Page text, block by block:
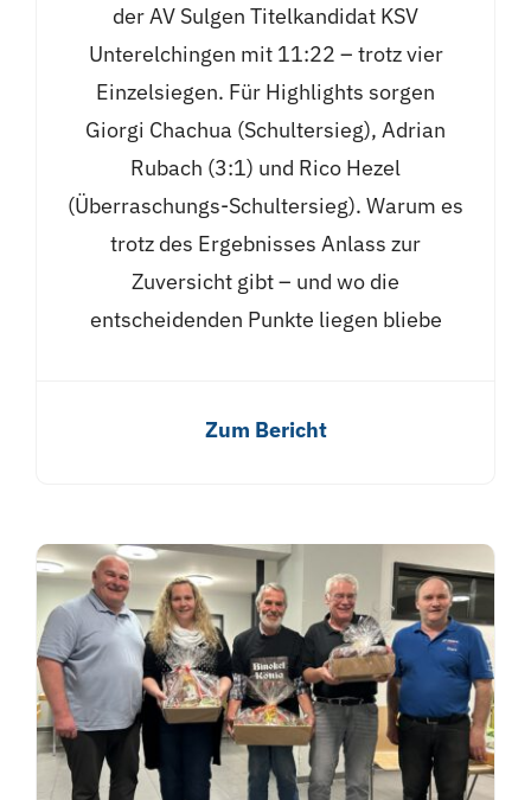
der AV Sulgen Titelkandidat KSV
Unterelchingen mit 11:22 – trotz vier
Einzelsiegen. Für Highlights sorgen
Giorgi Chachua (Schultersieg), Adrian
Rubach (3:1) und Rico Hezel
(Überraschungs-Schultersieg). Warum es
trotz des Ergebnisses Anlass zur
Zuversicht gibt – und wo die
entscheidenden Punkte liegen bliebe
Zum Bericht